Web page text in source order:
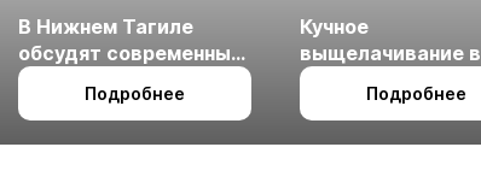
В Нижнем Тагиле
обсудят современные
технологии
измельчения
Подробнее
Кучное
выщелачивание в
холодном климате
Подробнее